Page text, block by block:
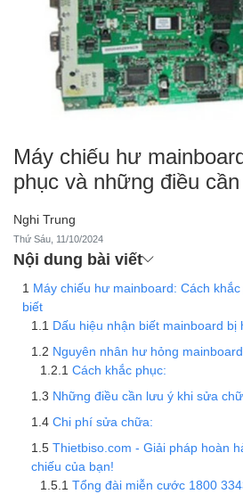
Máy chiếu hư
phục và những điều
Nghi Trung
Thứ Sáu, 11/10/2024
Nội dung bài viết
Máy chiếu hư mainboard: Cách
biết
Dấu hiệu nhận biết mainboard bị
Nguyên nhân hư hỏng
Cách khắc phục:
Những điều cần lưu ý khi sửa
Chi phí sửa chữa:
Thietbiso.com - Giải pháp hoàn
chiếu của bạn!
Tổng đài miễn cước 1800